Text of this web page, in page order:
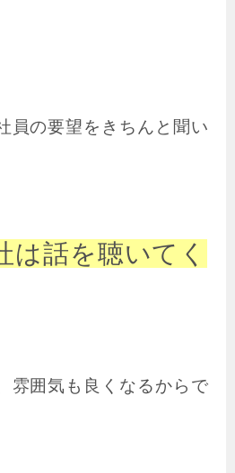
員の要望をきちんと聞い
は話を聴いてく
雰囲気も良くなるからで